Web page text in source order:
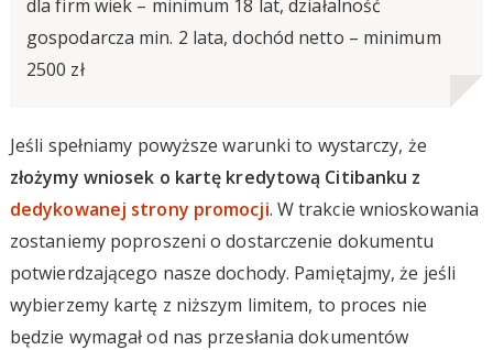
dla firm wiek – minimum 18 lat, działalność
gospodarcza min. 2 lata, dochód netto – minimum
2500 zł
Jeśli spełniamy powyższe warunki to wystarczy, że
złożymy wniosek o kartę kredytową Citibanku z
dedykowanej strony promocji. W trakcie wnioskowania
zostaniemy poproszeni o dostarczenie dokumentu
potwierdzającego nasze dochody. Pamiętajmy, że jeśli
wybierzemy kartę z niższym limitem, to proces nie
będzie wymagał od nas przesłania dokumentów